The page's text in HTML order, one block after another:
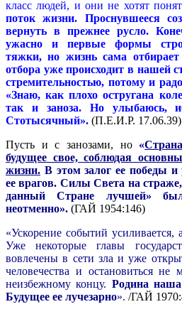
класс людей, и они не хотят
поток жизни. Проснувшееся
вернуть в прежнее русло.
ужасно и первые формы
тяжки, но жизнь сама
отбора уже происходит в нашей
стремительностью, потому и
«Знаю, как плохо остругана
так и заноза. Но улыбаюсь,
Стотысячный». (П.Е.И.Р. 17.06.39)
Пусть и с занозами, но «
будущее свое, соблюдая
жизни. В этом залог ее победы и
ее врагов. Силы Света на
данный Стране лучшей»
неотменно». (ГАЙ 1954:146)
«Ускорение событий
Уже некоторые главы
вовлечены в сети зла и уже
человечества и остановиться
неизбежному концу. Родина
Будущее ее лучезарно». /ГАЙ